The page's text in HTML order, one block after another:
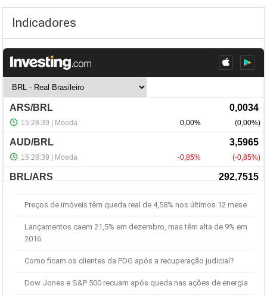
Indicadores
Últimas Notícias
Preços de imóveis têm queda real de 4,58% nos últimos 12 mese
Lançamentos caem 21,5% em dezembro, mas têm alta de 9% em
2016
Como ficam os clientes da PDG após a recuperação judicial?
Dow Jones e S&P 500 recuam após queda nas ações de energia